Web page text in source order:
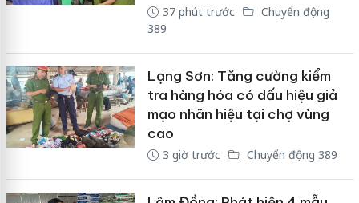
37 phút trước
Chuyển động
389
Lạng Sơn: Tăng cường kiểm
tra hàng hóa có dấu hiệu giả
mạo nhãn hiệu tại chợ vùng
cao
3 giờ trước Chuyển động 389